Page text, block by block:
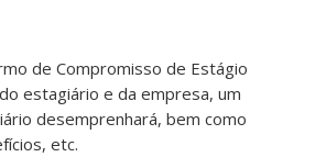
de Compromisso de Estágio
estagiário e da empresa, um
desemprenhará, bem como
etc.